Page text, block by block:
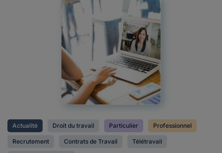
Actualité Droit du travail Particulier Professionnel
Recrutement Contrats de Travail Télétravail